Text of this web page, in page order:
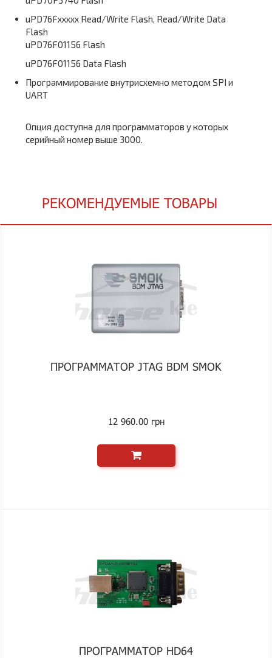
uPD76Fxxxxx Read/Write Flash, Read/Write Data
Flash
uPD76F01156 Flash
uPD76F01156 Data Flash
Программирование внутрисхемно методом SPI и
UART
Опция доступна для программаторов у которых
серийный номер выше 3000.
РЕКОМЕНДУЕМЫЕ ТОВАРЫ
ПРОГРАММАТОР JTAG BDM SMOK
12 960.00 грн
ПРОГРАММАТОР HD64